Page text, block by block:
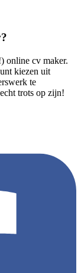
online cv maker.
kiezen uit
te
trots op zijn!